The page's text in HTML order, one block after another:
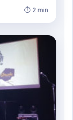
⏱ 2 min